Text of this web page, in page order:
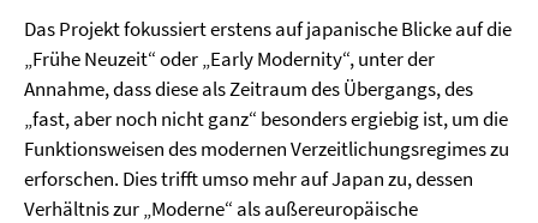
Das Projekt fokussiert erstens auf japanische Blicke auf die
„Frühe Neuzeit“ oder „Early Modernity“, unter der
Annahme, dass diese als Zeitraum des Übergangs, des
„fast, aber noch nicht ganz“ besonders ergiebig ist, um die
Funktionsweisen des modernen Verzeitlichungsregimes zu
erforschen. Dies trifft umso mehr auf Japan zu, dessen
Verhältnis zur „Moderne“ als außereuropäische